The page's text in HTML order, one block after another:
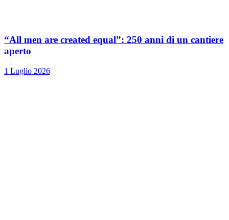
“All men are created equal”: 250 anni di un cantiere
aperto
1 Luglio 2026